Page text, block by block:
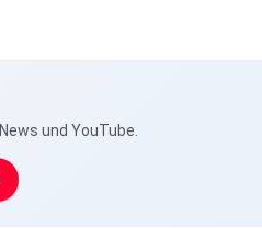
und YouTube.